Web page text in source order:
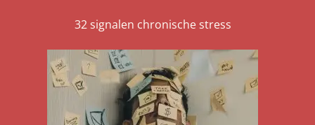
32 signalen chronische stress